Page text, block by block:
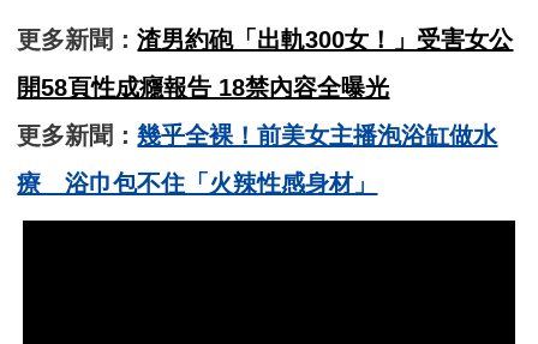
更多新聞：渣男約砲「出軌300女！」受害女公
開58頁性成癮報告 18禁內容全曝光
更多新聞：幾乎全裸！前美女主播泡浴缸做水
療 浴巾包不住「火辣性感身材」